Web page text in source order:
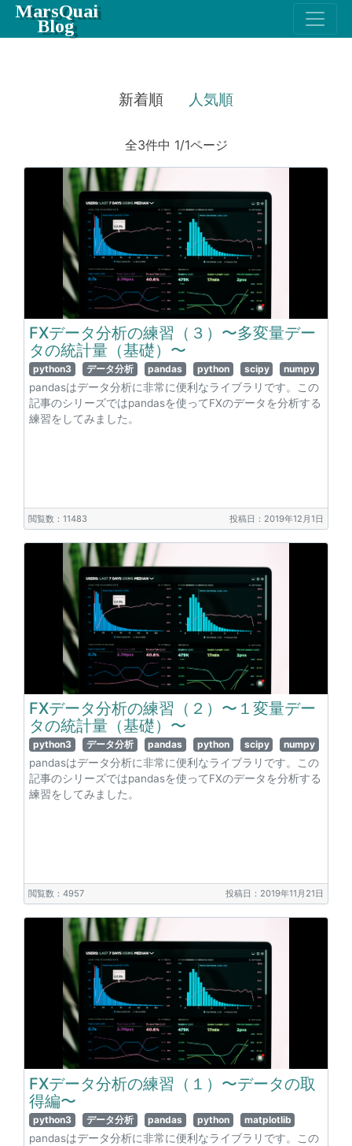
MarsQuai
Blog
新着順 人気順
全3件中 1/1ページ
FXデータ分析の練習（３）〜多変量デー
タの統計量（基礎）〜
python3 データ分析 pandas python scipy numpy
pandasはデータ分析に非常に便利なライブラリです。この
記事のシリーズではpandasを使ってFXのデータを分析する
練習をしてみました。
閲覧数：11483 投稿日：2019年12月1日
FXデータ分析の練習（２）〜１変量デー
タの統計量（基礎）〜
python3 データ分析 pandas python scipy numpy
pandasはデータ分析に非常に便利なライブラリです。この
記事のシリーズではpandasを使ってFXのデータを分析する
練習をしてみました。
閲覧数：4957 投稿日：2019年11月21日
FXデータ分析の練習（１）〜データの取
得編〜
python3 データ分析 pandas python matplotlib
pandasはデータ分析に非常に便利なライブラリです。この